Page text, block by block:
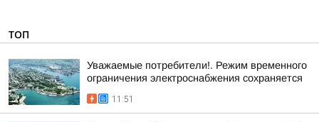
ТОП
Уважаемые потребители!. Режим временного
ограничения электроснабжения сохраняется
11:51